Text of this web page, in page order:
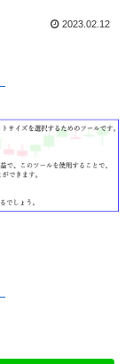
2023.02.12